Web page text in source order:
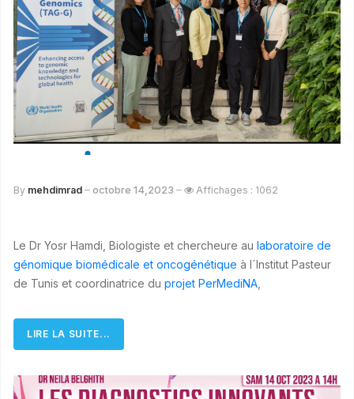
By mehdimrad octobre 14,2023 Affichages : 1062
Le Dr Yosr Hamdi, Biologiste et chercheure au laboratoire de
génomique biomédicale et oncogénétique à l´Institut Pasteur
de Tunis et coordinatrice du projet PerMediNA
LIRE LA SUITE...